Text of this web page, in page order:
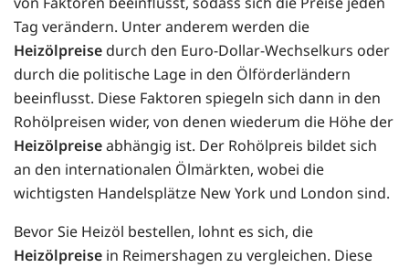
Tag verändern. Unter anderem werden die
Heizölpreise durch den Euro-Dollar-Wechselkurs oder
durch die politische Lage in den Ölförderländern
beeinflusst. Diese Faktoren spiegeln sich dann in den
Rohölpreisen wider, von denen wiederum die Höhe der
Heizölpreiseabhängig ist. Der Rohölpreis bildet sich
an den internationalen Ölmärkten, wobei die
wichtigsten Handelsplätze New York und London sind.
Bevor Sie Heizöl bestellen, lohnt es sich, die
Heizölpreise in Reimershagen zu vergleichen. Diese